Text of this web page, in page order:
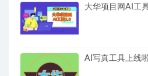
大华项目网AI工
AI写真工具上线